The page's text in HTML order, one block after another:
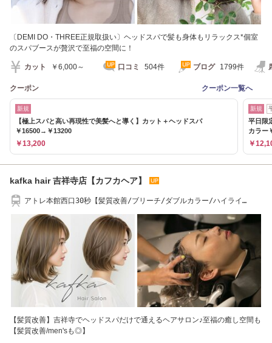
〔DEMI DO・THREE正規取扱い〕ヘッドスパで髪も身体もリラックス*個室
のスパブースが贅沢で至福の空間に！
カット ￥6,000～ 口コミ 504件 ブログ 1799件
クーポン クーポン一覧へ
新規
【極上スパと高い再現性で美髪へと導く】カット＋ヘッドスパ
￥16500→￥13200
￥13,200
新規
平日限
カラー
￥
kafka hair 吉祥寺店【カフカヘア】
アトレ本館西口30秒【髪質改善/ブリーチ/ダブルカラー/ハイライ
【髪質改善】吉祥寺でヘッドスパだけで通えるヘアサロン♪至福の癒し空間も
【髪質改善/men'sも◎】